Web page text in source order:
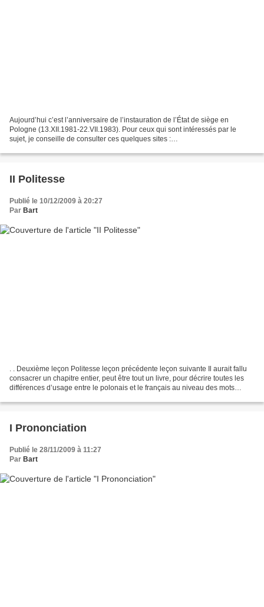
Aujourd’hui c’est l’anniversaire de l’instauration de l’État de siège en
Pologne (13.XII.1981-22.VII.1983). Pour ceux qui sont intéressés par le
sujet, je conseille de consulter ces quelques sites :
pologne...
II Politesse
Publié le 10/12/2009 à 20:27
Par Bart
. . Deuxième leçon Politesse leçon précédente leçon suivante Il aurait fallu
consacrer un chapitre entier, peut être tout un livre, pour décrire toutes les
différences d’usage entre le polonais et le français au niveau des mots
I Prononciation
Publié le 28/11/2009 à 11:27
Par Bart